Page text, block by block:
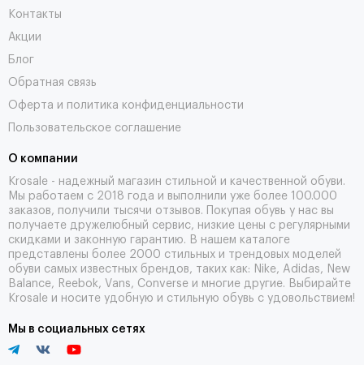
Контакты
Акции
Блог
Обратная связь
Оферта и политика конфиденциальности
Пользовательское соглашение
О компании
Krosale - надежный магазин стильной и качественной обуви.
Мы работаем с 2018 года и выполнили уже более 100.000
заказов, получили тысячи отзывов . Покупая обувь у нас вы
получаете дружелюбный сервис, низкие цены с регулярными
скидками и законную гарантию. В нашем каталоге
представлены более 2000 стильных и трендовых моделей
обуви самых известных брендов, таких как: Nike, Adidas, New
Balance, Reebok, Vans, Converse и многие другие. Выбирайте
Krosale и носите удобную и стильную обувь с удовольствием!
Мы в социальных сетях